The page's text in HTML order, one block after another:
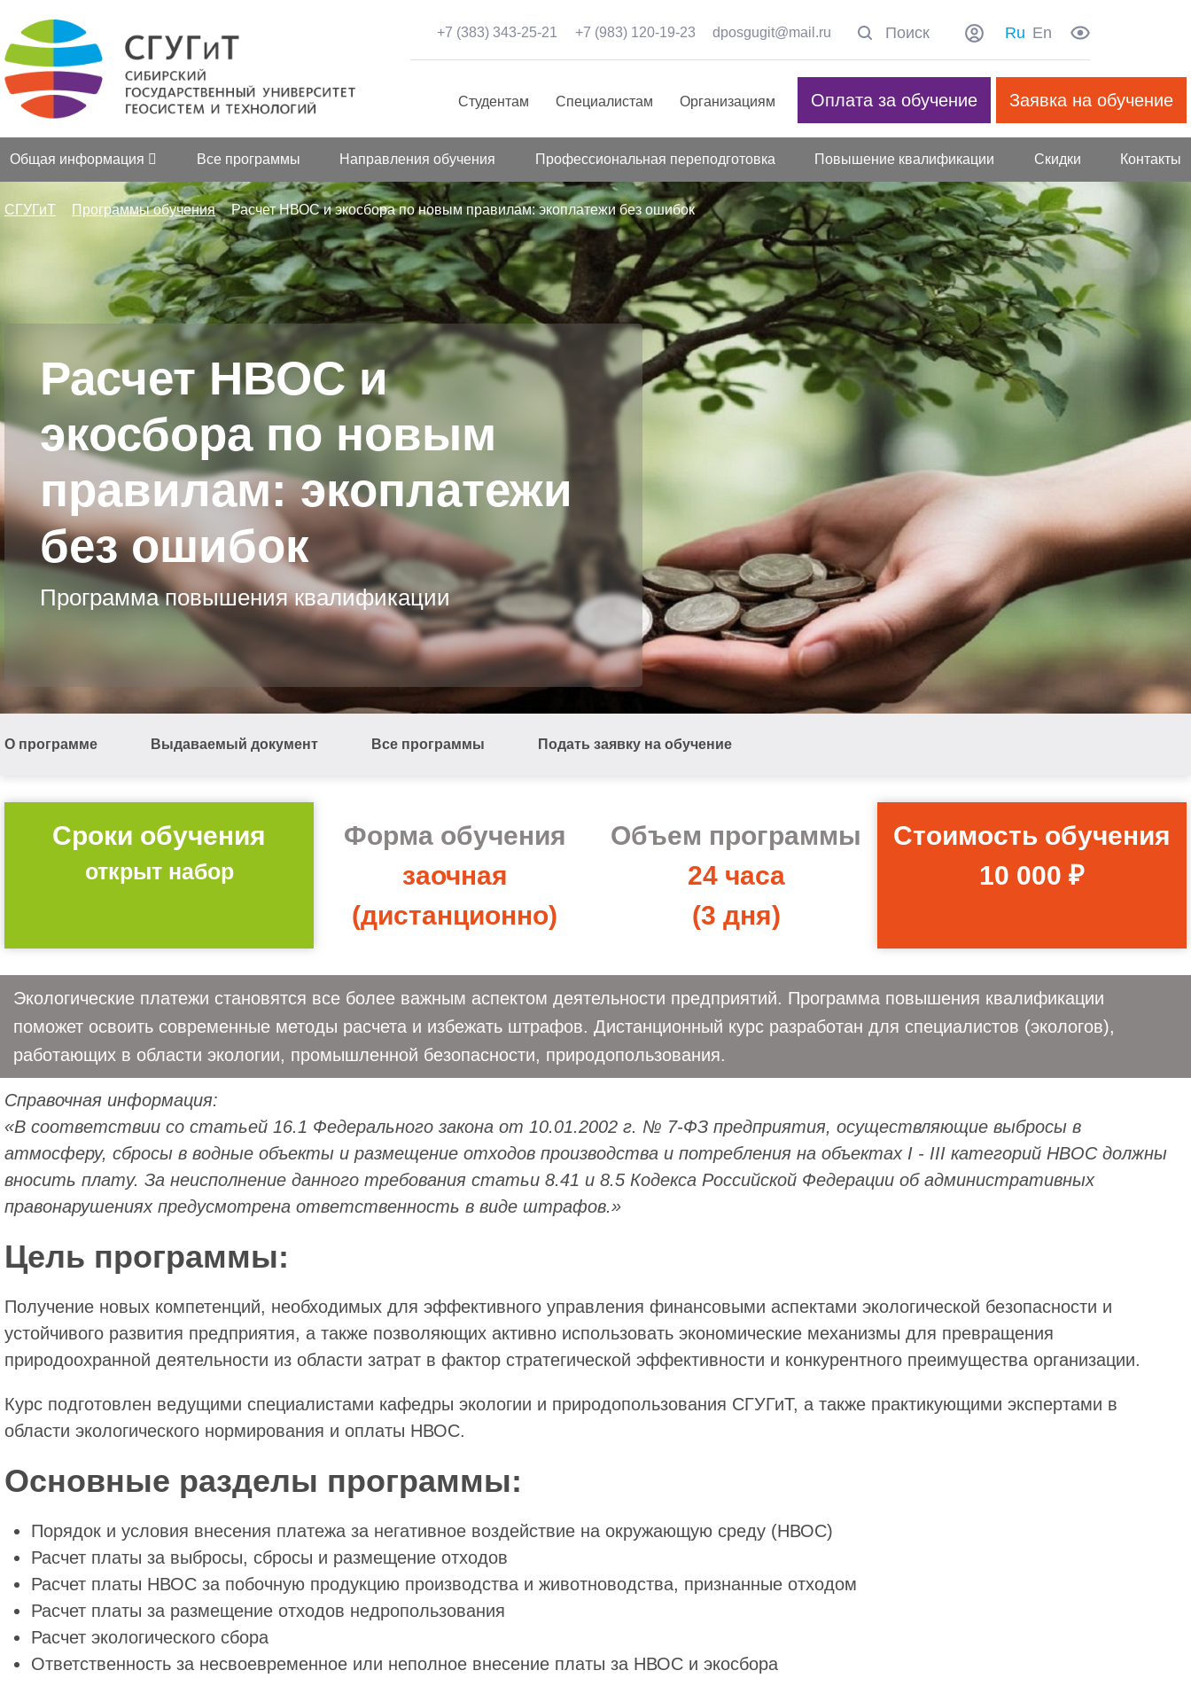
+7 (383) 343-25-21 +7 (983) 120-19-23 dposgugit@mail.ru Ru En
Студентам Специалистам Организациям Оплата за обучение Заявка на обучение
Общая информация Все программы Направления обучения Профессиональная переподготовка Повышение квалификации Скидки Контакты
СГУГиТ Программы обучения Расчет НВОС и экосбора по новым правилам: экоплатежи без ошибок
Расчет НВОС и
экосбора по новым
правилам: экоплатежи
без ошибок
Программа повышения квалификации
О программе Выдаваемый документ Все программы Подать заявку на обучение
Сроки обучения
открыт набор
Форма обучения
заочная
(дистанционно)
Объем программы
24 часа
(3 дня)
Стоимость обучения
10 000 ₽
Экологические платежи становятся все более важным аспектом деятельности предприятий. Программа повышения квалификации
поможет освоить современные методы расчета и избежать штрафов. Дистанционный курс разработан для специалистов (экологов),
работающих в области экологии, промышленной безопасности, природопользования.
Справочная информация:
«В соответствии со статьей 16.1 Федерального закона от 10.01.2002 г. № 7-ФЗ предприятия, осуществляющие выбросы в
атмосферу, сбросы в водные объекты и размещение отходов производства и потребления на объектах I - III категорий НВОС должны
вносить плату. За неисполнение данного требования статьи 8.41 и 8.5 Кодекса Российской Федерации об административных
правонарушениях предусмотрена ответственность в виде штрафов.»
Цель программы:
Получение новых компетенций, необходимых для эффективного управления финансовыми аспектами экологической безопасности и
устойчивого развития предприятия, а также позволяющих активно использовать экономические механизмы для превращения
природоохранной деятельности из области затрат в фактор стратегической эффективности и конкурентного преимущества организации.
Курс подготовлен ведущими специалистами кафедры экологии и природопользования СГУГиТ, а также практикующими экспертами в
области экологического нормирования и оплаты НВОС.
Основные разделы программы:
Порядок и условия внесения платежа за негативное воздействие на окружающую среду (НВОС)
Расчет платы за выбросы, сбросы и размещение отходов
Расчет платы НВОС за побочную продукцию производства и животноводства, признанные отходом
Расчет платы за размещение отходов недропользования
Расчет экологического сбора
Ответственность за несвоевременное или неполное внесение платы за НВОС и экосбора